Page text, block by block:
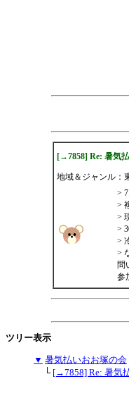
[→7858] Re: 暑気
地域＆ジャンル：
>
>
>
>
>
>
問
参
ツリー表示
▼ 暑気払いおお塚の会
└ [→7858] Re: 暑気